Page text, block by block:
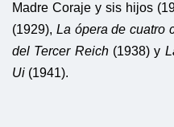
Madre Coraje y sis hijos
(1929), La ópera de cuatro
del Tercer Reich(1938) y
Ui (1941).